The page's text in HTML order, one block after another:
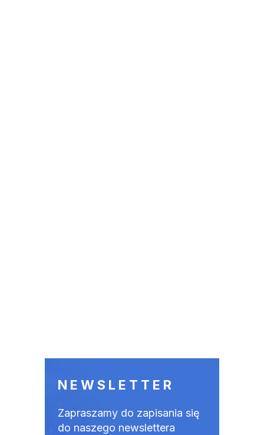
NEWSLETTER
Zapraszamy do zapisania się
do naszego newslettera